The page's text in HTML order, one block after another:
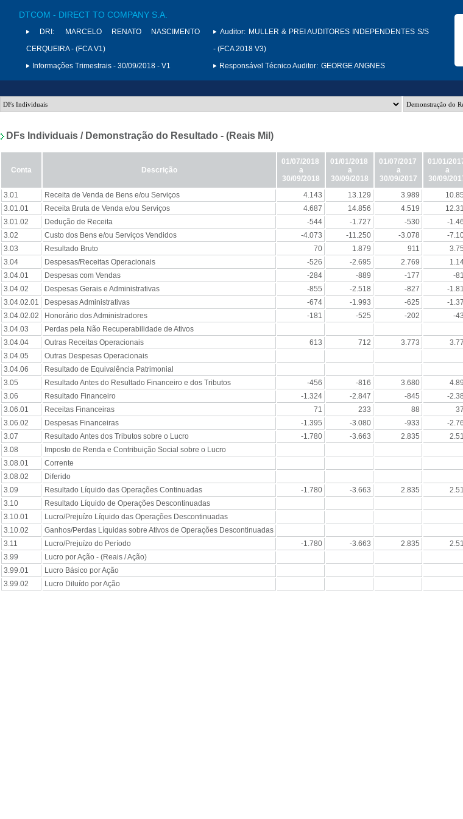
DTCOM - DIRECT TO COMPANY S.A.
DRI:
MARCELO RENATO NASCIMENTO
CERQUEIRA - (FCA V1)
Informações Trimestrais - 30/09/2018 - V1
Auditor: MULLER & PREI AUDITORES INDEPENDENTES S/S
- (FCA 2018 V3)
Responsável Técnico Auditor: GEORGE ANGNES